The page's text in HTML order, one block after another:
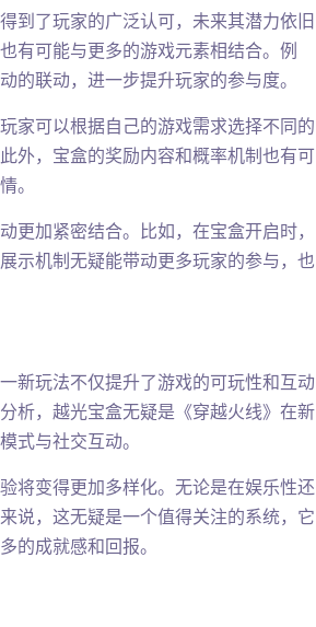
到了玩家的广泛认可，未来其潜力依旧
有可能与更多的游戏元素相结合。例
联动，进一步提升玩家的参与度。
家可以根据自己的游戏需求选择不同的
外，宝盒的奖励内容和概率机制也有可
。
加紧密结合。比如，在宝盒开启时，
示机制无疑能带动更多玩家的参与，也
新玩法不仅提升了游戏的可玩性和互动
析，越光宝盒无疑是《穿越火线》在新
式与社交互动。
将变得更加多样化。无论是在娱乐性还
说，这无疑是一个值得关注的系统，它
的成就感和回报。